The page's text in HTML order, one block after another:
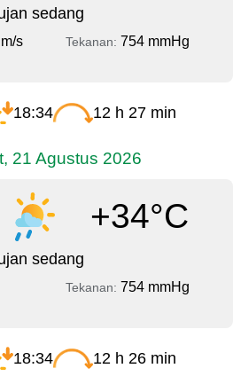
sedang
s Tekanan: 754 mmHg
18:34 12 h 27 min
21 Agustus 2026
+34°C
sedang
Tekanan: 754 mmHg
18:34 12 h 26 min